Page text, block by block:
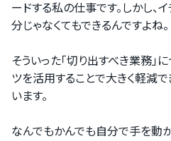
マイページ
ードする私の仕事です。しかし、
分じゃなくてもできるんですよね。
そういった「切り出すべき業務」
ツを活用することで大きく軽減
います。
なんでもかんでも自分で手を動